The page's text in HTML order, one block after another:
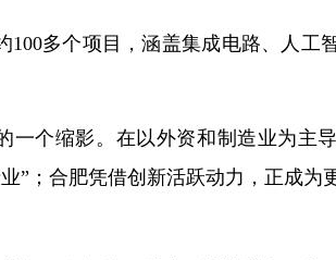
多个项目，涵盖集成电路、人工
个缩影。在以外资和制造业为主
”；合肥凭借创新活跃动力，正成为